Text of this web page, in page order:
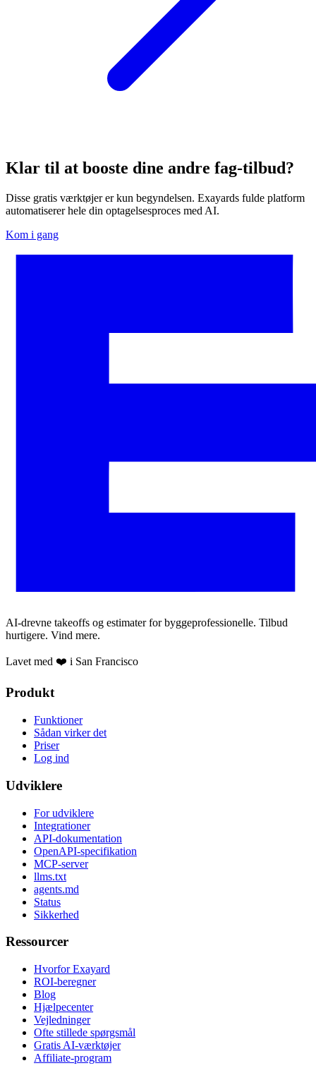
Klar til at booste dine andre fag-tilbud?
Disse gratis værktøjer er kun begyndelsen. Exayards fulde platform
automatiserer hele din optagelsesproces med AI.
Kom i gang
AI-drevne takeoffs og estimater for byggeprofessionelle. Tilbud
hurtigere. Vind mere.
Lavet med ❤️ i San Francisco
Produkt
Funktioner
Sådan virker det
Priser
Log ind
Udviklere
For udviklere
Integrationer
API-dokumentation
OpenAPI-specifikation
MCP-server
llms.txt
agents.md
Status
Sikkerhed
Ressourcer
Hvorfor Exayard
ROI-beregner
Blog
Hjælpecenter
Vejledninger
Ofte stillede spørgsmål
Gratis AI-værktøjer
Affiliate-program